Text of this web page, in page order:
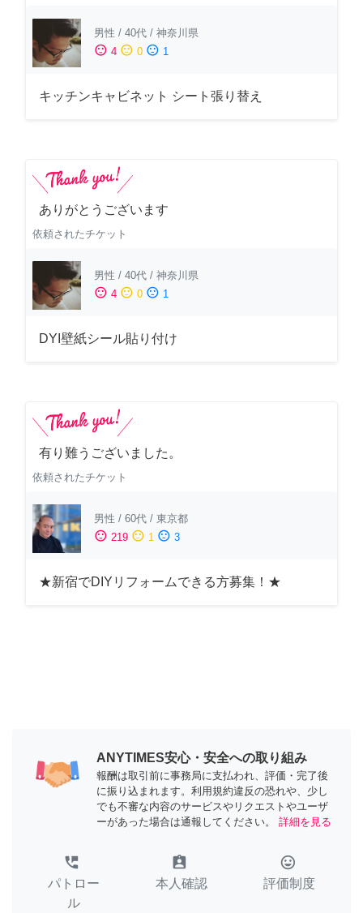
男性 / 40代 / 神奈川県
sentiment_satisfied 4 sentiment_neutral 0 sentiment_dissatisfied 1
キッチンキャビネット シート張り替え
ありがとうございます
依頼されたチケット
男性 / 40代 / 神奈川県
sentiment_satisfied 4 sentiment_neutral 0 sentiment_dissatisfied 1
DYI壁紙シール貼り付け
有り難うございました。
依頼されたチケット
男性 / 60代 / 東京都
sentiment_satisfied 219 sentiment_neutral 1 sentiment_dissatisfied 3
★新宿でDIYリフォームできる方募集！★
ANYTIMES安心・安全への取り組み
報酬は取引前に事務局に支払われ、評価・完了後
に振り込まれます。利用規約違反の恐れや、少し
でも不審な内容のサービスやリクエストやユーザ
ーがあった場合は通報してください。
詳細を見る
perm_phone_msg
パトロー
ル
assignment_ind
本人確認
tag_faces
評価制度